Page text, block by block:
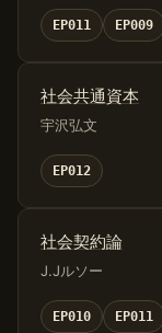
EP011 EP009
社会共通資本
宇沢弘文
EP012
社会契約論
J.Jルソー
EP010 EP011